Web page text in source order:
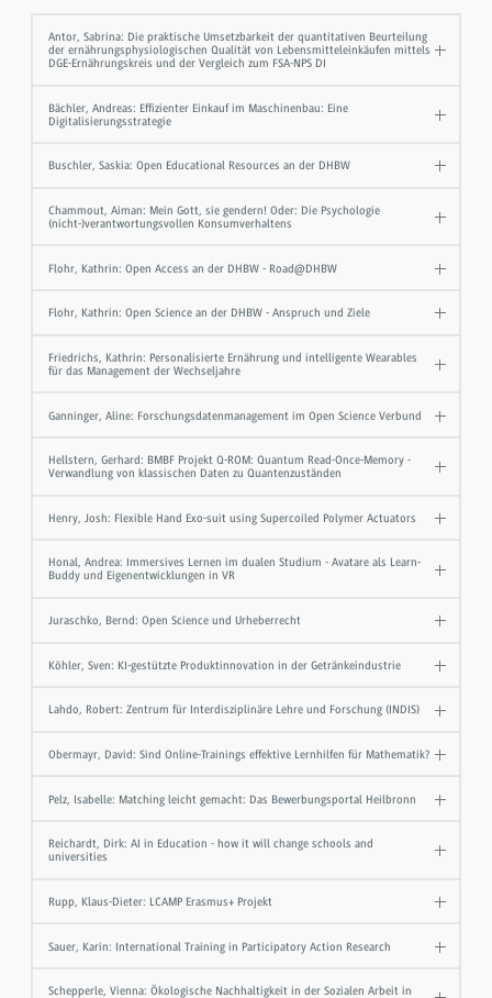
Antor, Sabrina: Die praktische Umsetzbarkeit der quantitativen Beurteilung
der ernährungsphysiologischen Qualität von Lebensmitteleinkäufen mittels
DGE-Ernährungskreis und der Vergleich zum FSA-NPS DI
Bächler, Andreas: Effizienter Einkauf im Maschinenbau: Eine
Digitalisierungsstrategie
Buschler, Saskia: Open Educational Resources an der DHBW
Chammout, Aiman: Mein Gott, sie gendern! Oder: Die Psychologie
(nicht-)verantwortungsvollen Konsumverhaltens
Flohr, Kathrin: Open Access an der DHBW - Road@DHBW
Flohr, Kathrin: Open Science an der DHBW - Anspruch und Ziele
Friedrichs, Kathrin: Personalisierte Ernährung und intelligente Wearables
für das Management der Wechseljahre
Ganninger, Aline: Forschungsdatenmanagement im Open Science Verbund
Hellstern, Gerhard: BMBF Projekt Q-ROM: Quantum Read-Once-Memory -
Verwandlung von klassischen Daten zu Quantenzuständen
Henry, Josh: Flexible Hand Exo-suit using Supercoiled Polymer Actuators
Honal, Andrea: Immersives Lernen im dualen Studium - Avatare als Learn-
Buddy und Eigenentwicklungen in VR
Juraschko, Bernd: Open Science und Urheberrecht
Köhler, Sven: KI-gestützte Produktinnovation in der Getränkeindustrie
Lahdo, Robert: Zentrum für Interdisziplinäre Lehre und Forschung (INDIS)
Obermayr, David: Sind Online-Trainings effektive Lernhilfen für Mathematik?
Pelz, Isabelle: Matching leicht gemacht: Das Bewerbungsportal Heilbronn
Reichardt, Dirk: AI in Education - how it will change schools and
universities
Rupp, Klaus-Dieter: LCAMP Erasmus+ Projekt
Sauer, Karin: International Training in Participatory Action Research
Schepperle, Vienna: Ökologische Nachhaltigkeit in der Sozialen Arbeit in